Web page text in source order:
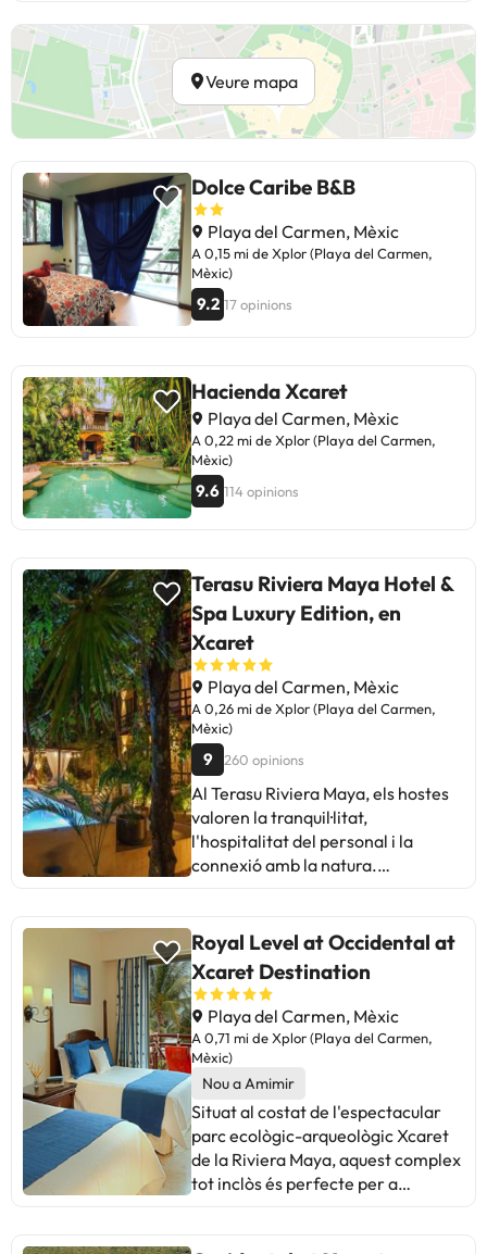
Veure mapa
Dolce Caribe B&B
Playa del Carmen, Mèxic
A 0,15 mi de Xplor (Playa del Carmen,
Mèxic)
9.2 17 opinions
Hacienda Xcaret
Playa del Carmen, Mèxic
A 0,22 mi de Xplor (Playa del Carmen,
Mèxic)
9.6 114 opinions
Terasu Riviera Maya Hotel &
Spa Luxury Edition, en
Xcaret
Playa del Carmen, Mèxic
A 0,26 mi de Xplor (Playa del Carmen,
Mèxic)
9 260 opinions
Al Terasu Riviera Maya, els hostes
valoren la tranquil·litat,
l'hospitalitat del personal i la
connexió amb la natura.
comentaris mencionen problemes
amb olors a les habitacions o
dificultats per trobar l'hotel.
Malgrat això, la majoria descriu
una estada encantadora, ideal per
relaxar-se i gaudir de la selva.
Recomanat per a aquells que
busquen escapar del bullici,
interactuar amb la fauna local i
explorar atraccions properes com
ara Xcaret.
Royal Level at Occidental at
Xcaret Destination
Playa del Carmen, Mèxic
A 0,71 mi de Xplor (Playa del Carmen,
Mèxic)
Nou a Amimir
Situat al costat de l'espectacular
parc ecològic-arqueològic Xcaret
de la Riviera Maya, aquest complex
tot inclòs és perfecte per a